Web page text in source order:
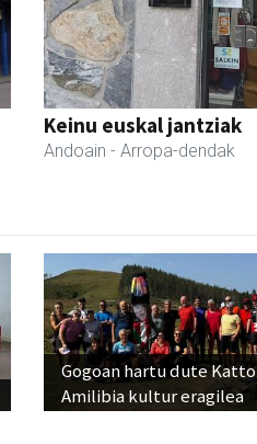
Keinu euskal jantziak
Andoain - Arropa-dendak
Gogoan hartu dute Katto
Amilibia kultur eragilea